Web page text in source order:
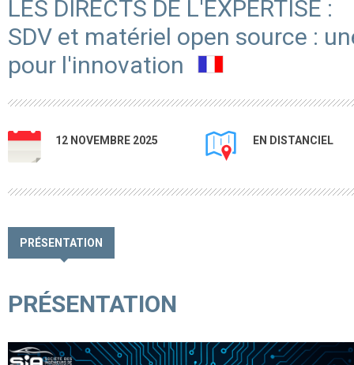
LES DIRECTS DE L'EXPERTISE :
SDV et matériel open source :
pour l'innovation
12 NOVEMBRE 2025 EN DISTANCIEL
PRÉSENTATION
PRÉSENTATION